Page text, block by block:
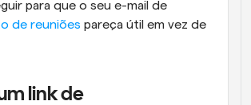
de reuniões pareça útil em vez de
link de